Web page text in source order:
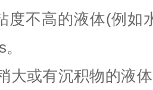
度不高的液体(例如
s。
大或有沉积物的液